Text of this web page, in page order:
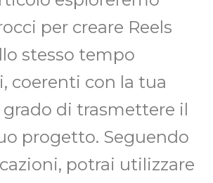
per creare Reels
stesso tempo
coerenti con la tua
di trasmettere il
progetto. Seguendo
potrai utilizzare